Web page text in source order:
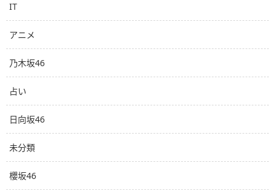
IT
アニメ
乃木坂46
占い
日向坂46
未分類
櫻坂46